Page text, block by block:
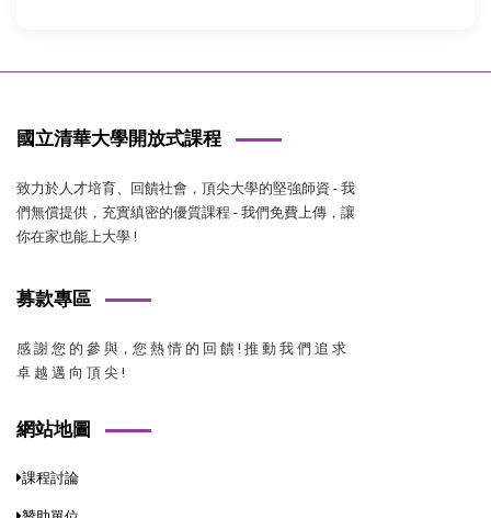
國立清華大學開放式課程
致力於人才培育、回饋社會，頂尖大學的堅強師資 - 我
們無償提供，充實縝密的優質課程 - 我們免費上傳，讓
你在家也能上大學 !
募款專區
感 謝 您 的 參 與，您 熱 情 的 回 饋 ! 推 動 我 們 追 求
卓 越 邁 向 頂 尖 !
網站地圖
課程討論